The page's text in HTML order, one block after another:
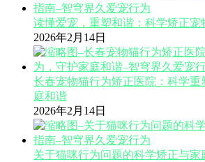
读懂爱宠，重塑和谐：科学矫正宠
2026年2月14日
长春宠物猫行为矫正医院：科学重
庭和谐
2026年2月14日
关于猫咪行为问题的科学矫正与家